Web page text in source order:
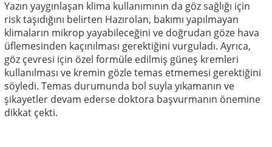
Yazın yaygınlaşan klima kullanımının da göz sağlığı için
risk taşıdığını belirten Hazırolan, bakımı yapılmayan
klimaların mikrop yayabileceğini ve doğrudan göze hava
üflemesinden kaçınılması gerektiğini vurguladı. Ayrıca,
göz çevresi için özel formüle edilmiş güneş kremleri
kullanılması ve kremin gözle temas etmemesi gerektiğini
söyledi. Temas durumunda bol suyla yıkamanın ve
şikayetler devam ederse doktora başvurmanın önemine
dikkat çekti.